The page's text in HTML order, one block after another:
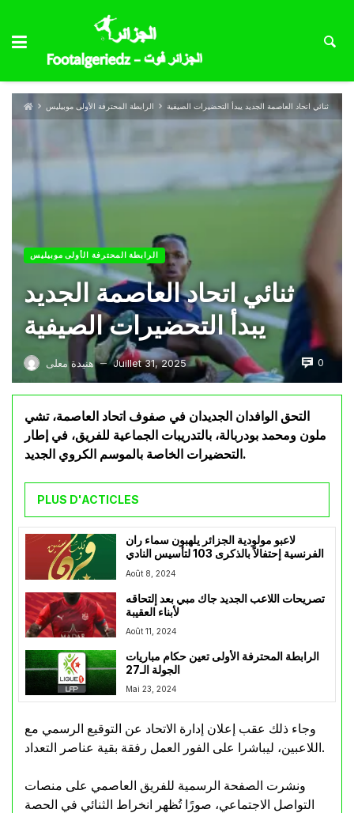
الرابطة المحترفة الأولى موبيليس ثنائي اتحاد العاصمة الجديد يبدأ التحضيرات الصيفية
الرابطة المحترفة الأولى موبيليس
ثنائي اتحاد العاصمة الجديد
يبدأ التحضيرات الصيفية
هنيدة معلى — Juillet 31, 2025 0
التحق الوافدان الجديدان في صفوف اتحاد العاصمة، تشي
ملون ومحمد بودربالة، بالتدريبات الجماعية للفريق، في إطار
التحضيرات الخاصة بالموسم الكروي الجديد.
PLUS D'ACTICLES
لاعبو مولودية الجزائر يلهبون سماء ران
الفرنسية إحتفالاً بالذكرى 103 لتأسيس النادي
Août 8, 2024
تصريحات اللاعب الجديد جاك مبي بعد إلتحاقه
لأبناء العقيبة
Août 11, 2024
الرابطة المحترفة الأولى تعين حكام مباريات
الجولة الـ27
Mai 23, 2024
وجاء ذلك عقب إعلان إدارة الاتحاد عن التوقيع الرسمي مع
اللاعبين، ليباشرا على الفور العمل رفقة بقية عناصر التعداد.
ونشرت الصفحة الرسمية للفريق العاصمي على منصات
التواصل الاجتماعي، صورًا تُظهر انخراط الثنائي في الحصة